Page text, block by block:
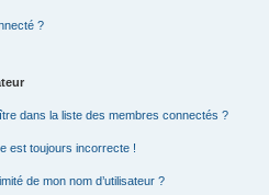
?
dans la liste des membres connectés ?
est toujours incorrecte !
de mon nom d’utilisateur ?